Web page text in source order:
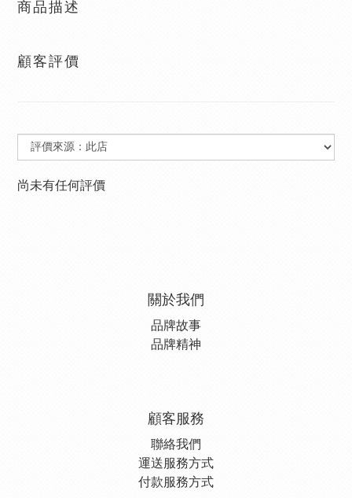
商品描述
顧客評價
尚未有任何評價
關於我們
品牌故事
品牌精神
顧客服務
聯絡我們
運送服務方式
付款服務方式